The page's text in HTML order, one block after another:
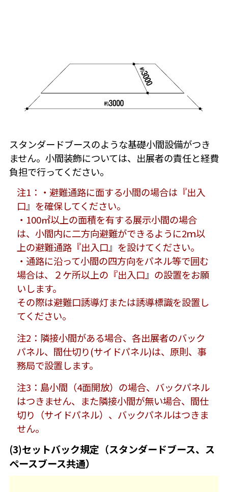
スタンダードブースのような基礎小間設備がつき
ません。小間装飾については、出展者の責任と経費
負担で行ってください。
注1：・避難通路に面する小間の場合は『出入
口』を確保してください。
・100㎡以上の面積を有する展示小間の場合
は、小間内に二方向避難ができるように2ｍ以
上の避難通路『出入口』を設けてください。
・通路に沿って小間の四方向をパネル等で囲む
場合は、２ケ所以上の『出入口』の設置をお願
いします。
その際は避難口誘導灯または誘導標識を設置し
てください。
注2：隣接小間がある場合、各出展者のバック
パネル、間仕切り(サイドパネル)は、原則、事
務局で設置します。
注3：島小間（4面開放）の場合、バックパネル
はつきません、また隣接小間が無い場合、間仕
切り（サイドパネル）、バックパネルはつきま
せん。
(3)セットバック規定（スタンダードブース、ス
ペースブース共通）